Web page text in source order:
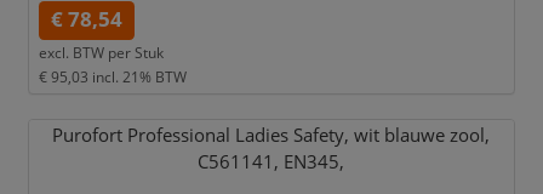
€ 78,54
excl. BTW per Stuk
€ 95,03 incl. 21% BTW
Purofort Professional Ladies Safety, wit blauwe zool,
C561141, EN345,